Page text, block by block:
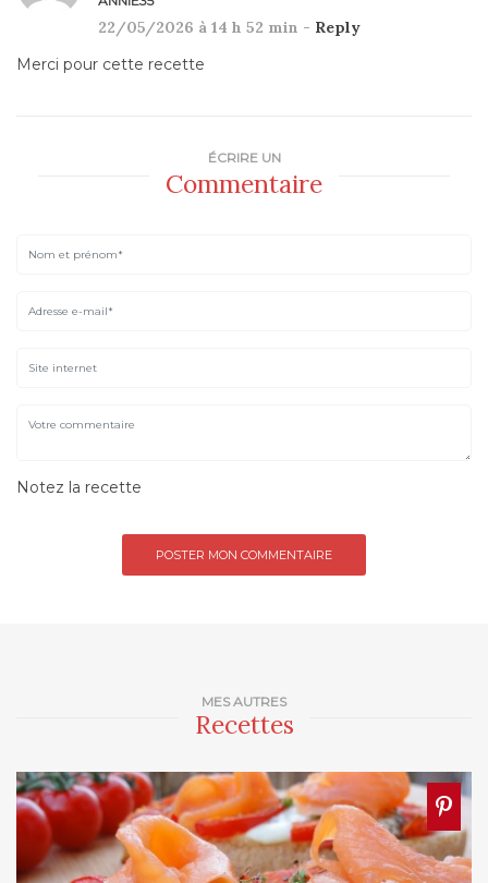
MES AUTRES
Recettes
22/05/2026 à 14 h 52 min - Reply
Merci pour cette recette
ÉCRIRE UN
Commentaire
Notez la recette